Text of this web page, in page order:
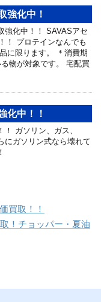
強化中！
強化中！！ SAVASアセ
！ プロテインなんでも
に限ります。 ＊消費期
物が対象です。 宅配買
化中！！
ガソリン、ガス、
にガソリン式なら壊れて
買取！！
！チョッパー・夏油